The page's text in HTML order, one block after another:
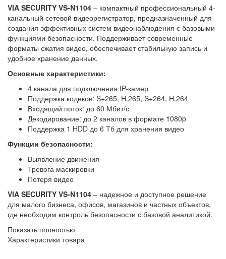
VIA SECURITY VS-N1104 – компактный профессиональный 4-
канальный сетевой видеорегистратор, предназначенный для
создания эффективных систем видеонаблюдения с базовыми
функциями безопасности. Поддерживает современные
форматы сжатия видео, обеспечивает стабильную запись и
удобное хранение данных.
Основные характеристики:
4 канала для подключения IP-камер
Поддержка кодеков: S+265, H.265, S+264, H.264
Входящий поток: до 60 Мбит/с
Декодирование: до 2 каналов в формате 1080p
Поддержка 1 HDD до 6 Тб для хранения видео
Функции безопасности:
Выявление движения
Тревога маскировки
Потеря видео
VIA SECURITY VS-N1104 – надежное и доступное решение
для малого бизнеса, офисов, магазинов и частных объектов,
где необходим контроль безопасности с базовой аналитикой.
Показать полностью
Характеристики товара